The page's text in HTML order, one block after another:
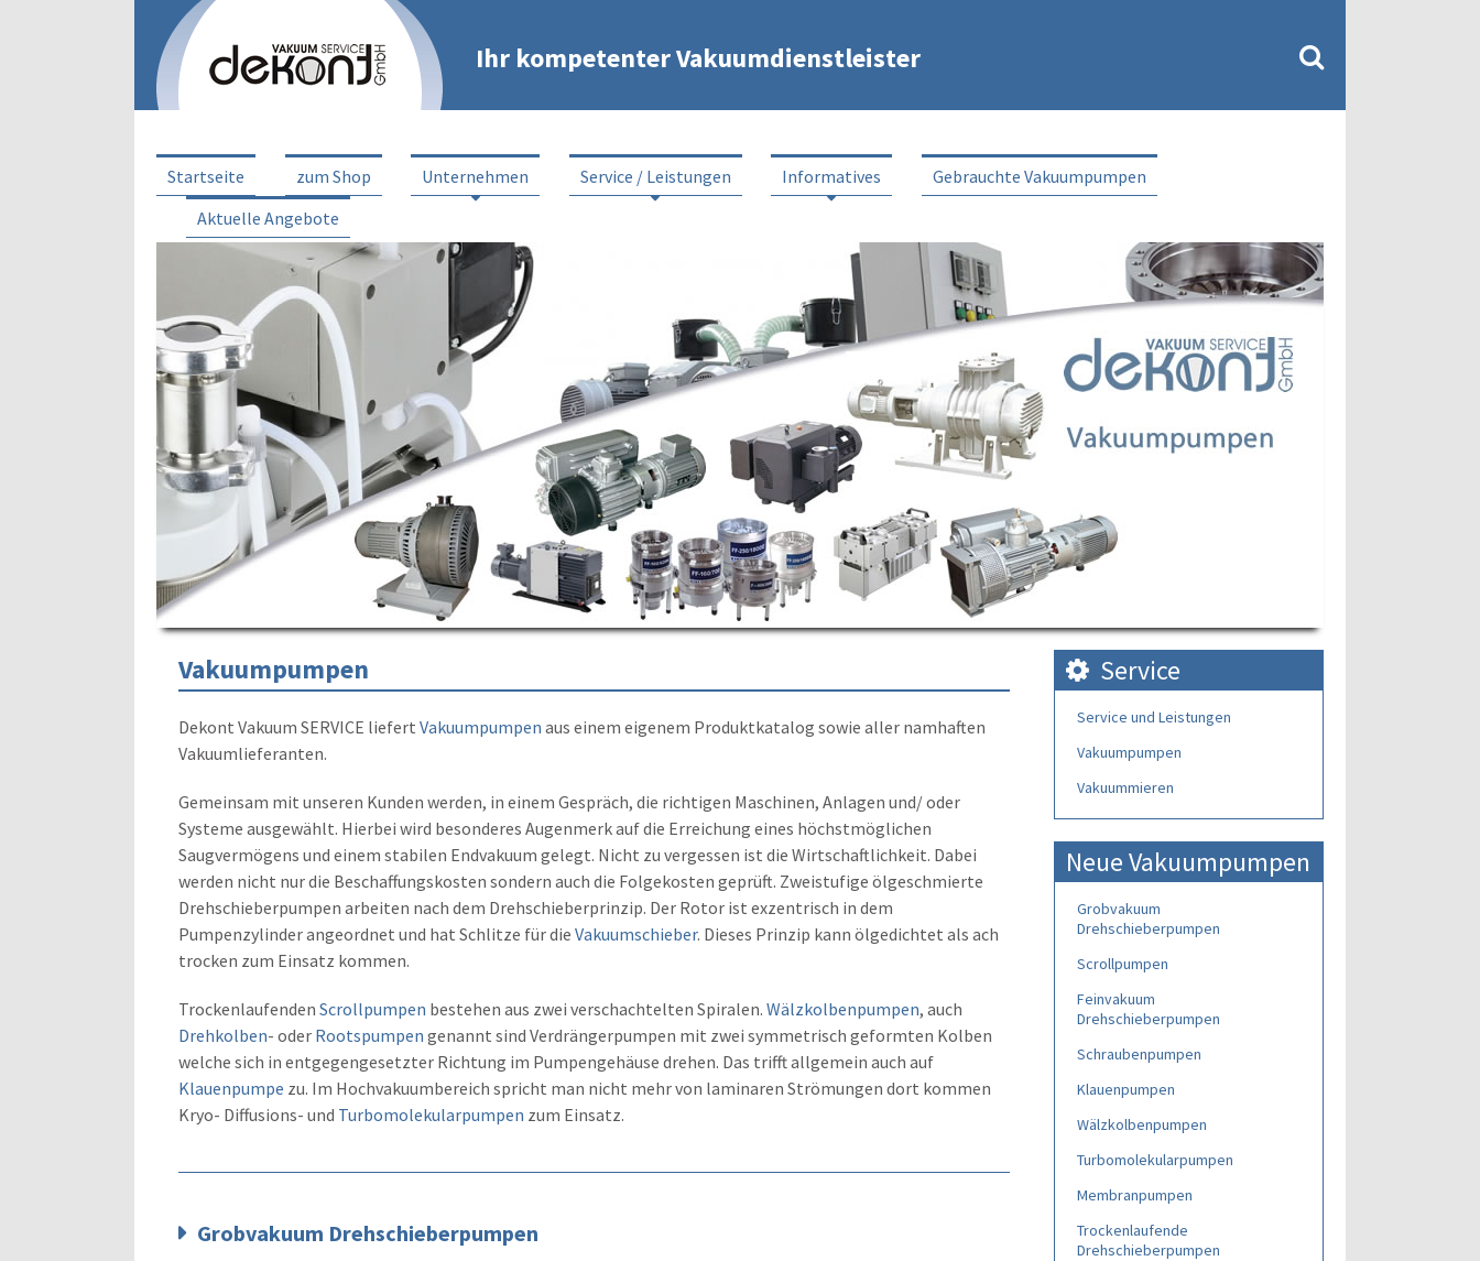
Ihr kompetenter Vakuumdienstleister
Startseite zum Shop Unternehmen Service / Leistungen Informatives
Gebrauchte Vakuumpumpen
Aktuelle Angebote
Vakuumpumpen
Dekont Vakuum SERVICE liefert Vakuumpumpen aus einem eigenem Produktkatalog sowie aller namhaften
Vakuumlieferanten.
Gemeinsam mit unseren Kunden werden, in einem Gespräch, die richtigen Maschinen, Anlagen und/ oder
Systeme ausgewählt. Hierbei wird besonderes Augenmerk auf die Erreichung eines höchstmöglichen
Saugvermögens und einem stabilen Endvakuum gelegt. Nicht zu vergessen ist die Wirtschaftlichkeit. Dabei
werden nicht nur die Beschaffungskosten sondern auch die Folgekosten geprüft. Zweistufige ölgeschmierte
Drehschieberpumpen arbeiten nach dem Drehschieberprinzip. Der Rotor ist exzentrisch in dem
Pumpenzylinder angeordnet und hat Schlitze für die Vakuumschieber. Dieses Prinzip kann ölgedichtet als ach
trocken zum Einsatz kommen.
Trockenlaufenden Scrollpumpen bestehen aus zwei verschachtelten Spiralen. Wälzkolbenpumpen, auch
Drehkolben- oder Rootspumpen genannt sind Verdrängerpumpen mit zwei symmetrisch geformten Kolben
welche sich in entgegengesetzter Richtung im Pumpengehäuse drehen. Das trifft allgemein auch auf
Klauenpumpe zu. Im Hochvakuumbereich spricht man nicht mehr von laminaren Strömungen dort kommen
Kryo- Diffusions- und Turbomolekularpumpen zum Einsatz.
Grobvakuum Drehschieberpumpen
Service
Service und Leistungen
Vakuumpumpen
Vakuummieren
Neue Vakuumpumpen
Grobvakuum
Drehschieberpumpen
Scrollpumpen
Feinvakuum
Drehschieberpumpen
Schraubenpumpen
Klauenpumpen
Wälzkolbenpumpen
Turbomolekularpumpen
Membranpumpen
Trockenlaufende
Drehschieberpumpen